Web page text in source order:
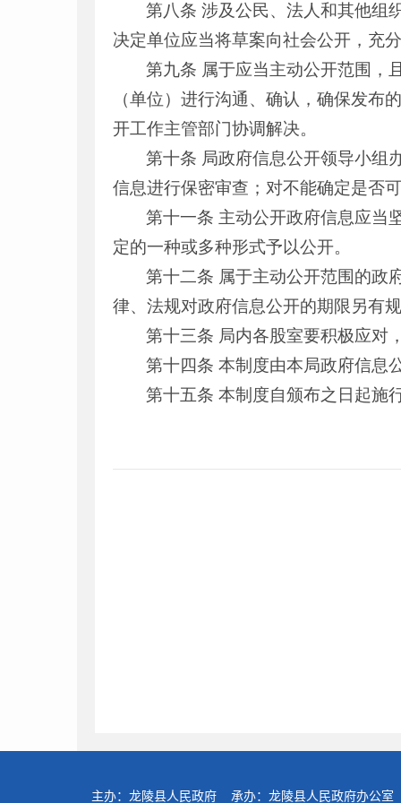
第八条 涉及公民、法人和其他组
决定单位应当将草案向社会公开，充
第九条 属于应当主动公开范围，
（单位）进行沟通、确认，确保发布
开工作主管部门协调解决。
第十条 局政府信息公开领导小组
信息进行保密审查；对不能确定是否
第十一条 主动公开政府信息应当
定的一种或多种形式予以公开。
第十二条 属于主动公开范围的政
律、法规对政府信息公开的期限另有
第十三条 局内各股室要积极应对
第十四条 本制度由本局政府信息
第十五条 本制度自颁布之日起施